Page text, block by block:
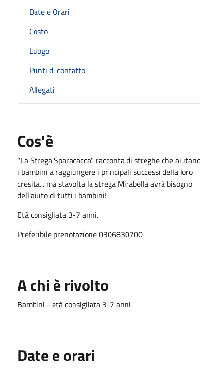
Date e Orari
Costo
Luogo
Punti di contatto
Allegati
Cos'è
"La Strega Sparacacca" racconta di streghe che aiutano
i bambini a raggiungere i principali successi della loro
cresita... ma stavolta la strega Mirabella avrà bisogno
dell'aiuto di tutti i bambini!
Età consigliata 3-7 anni.
Preferibile prenotazione 0306830700
A chi è rivolto
Bambini - età consigliata 3-7 anni
Date e orari